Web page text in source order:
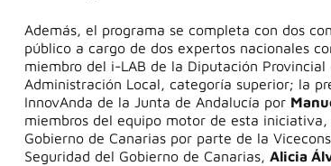
Además, el programa se completa con dos
público a cargo de dos expertos nacionales
miembro del i-LAB de la Diputación
Administración Local, categoría superior; la
InnovAnda de la Junta de Andalucía por
miembros del equipo motor de esta
Gobierno de Canarias por parte de la
Seguridad del Gobierno de Canarias,Alicia